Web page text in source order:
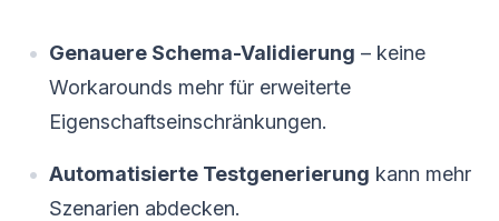
Genauere Schema-Validierung – keine
Workarounds mehr für erweiterte
Eigenschaftseinschränkungen.
Automatisierte Testgenerierung kann mehr
Szenarien abdecken.